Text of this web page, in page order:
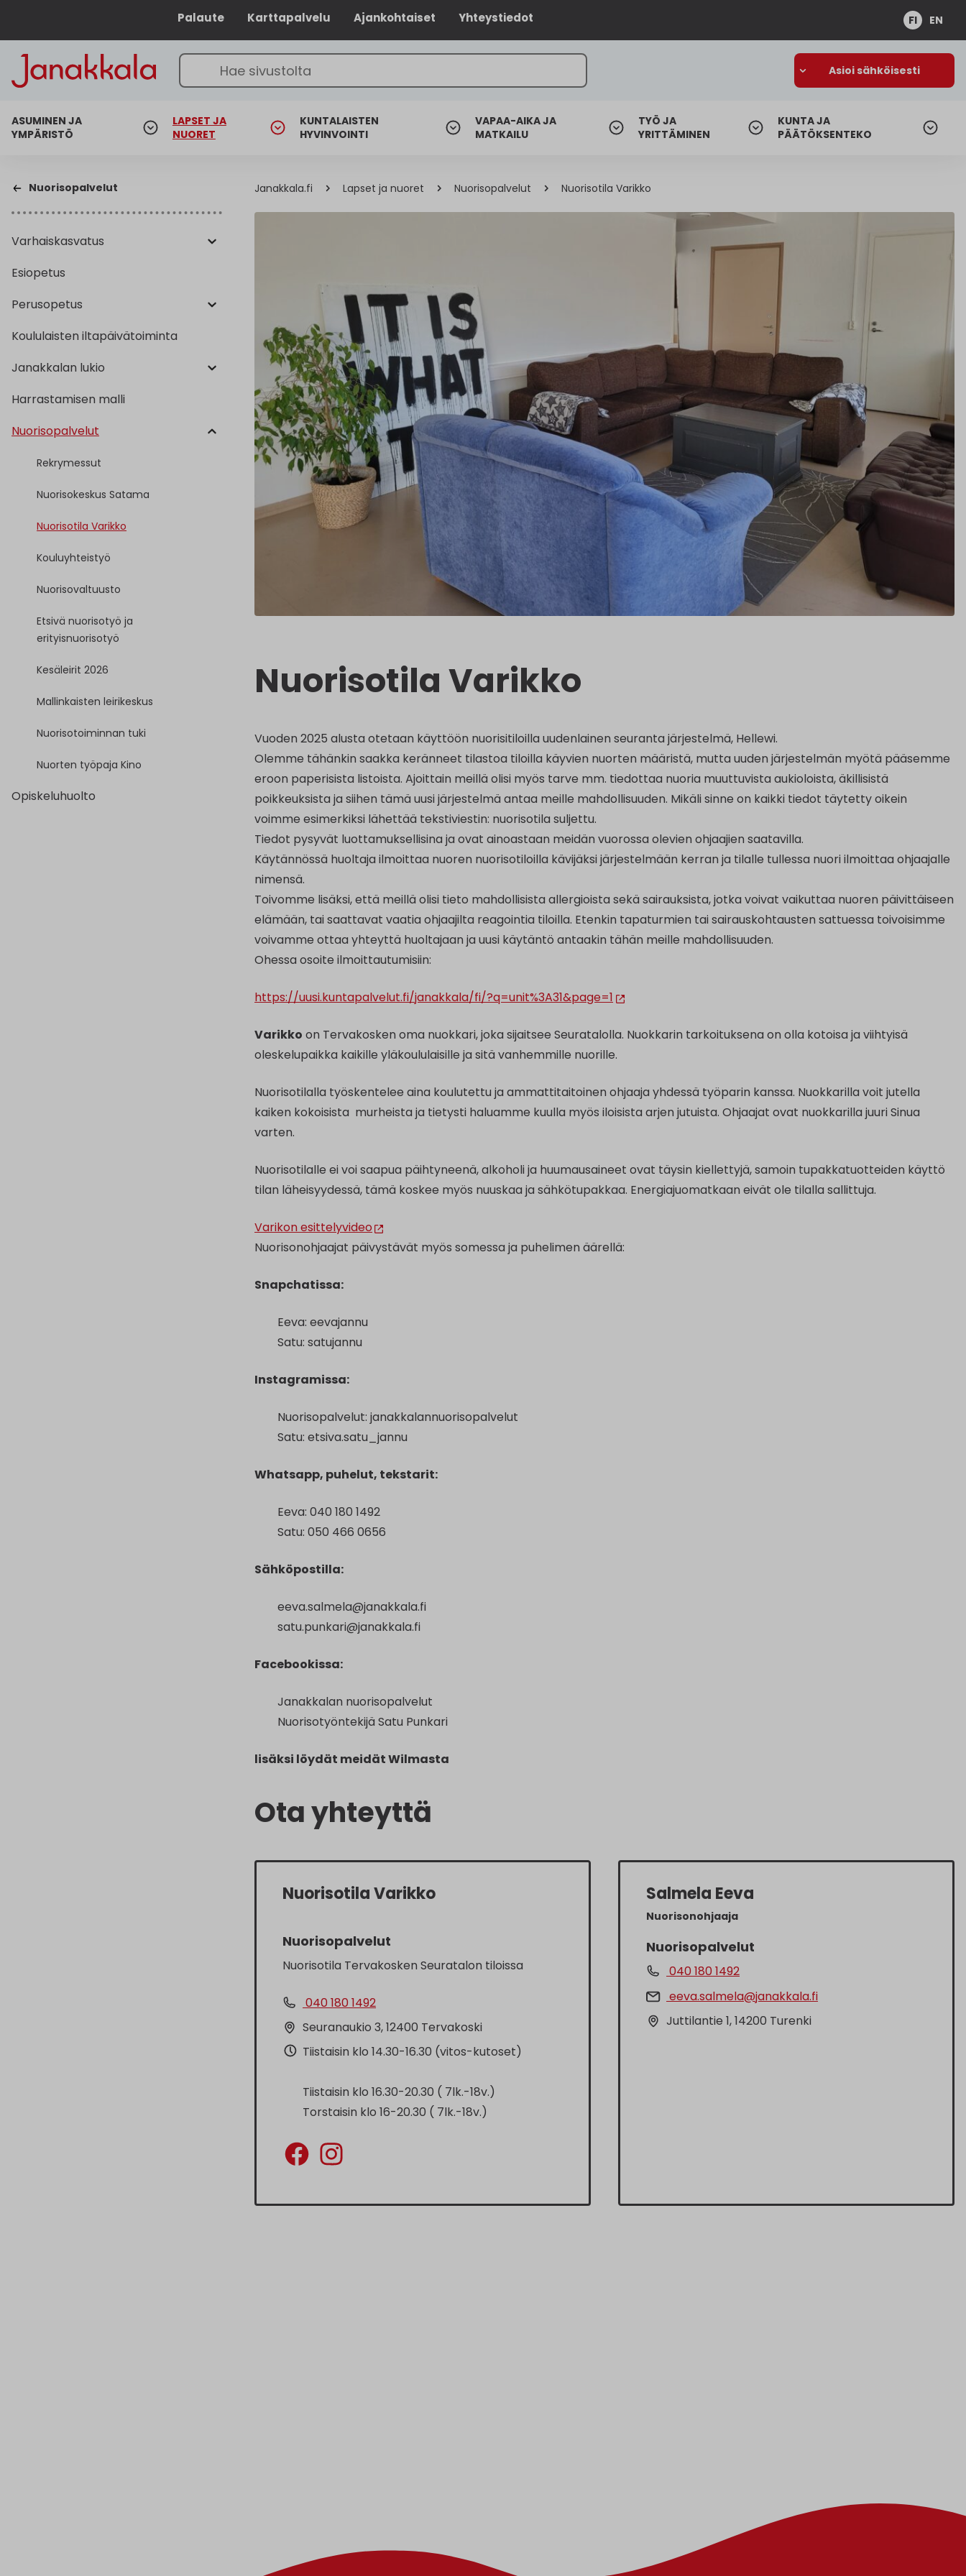
Palaute Karttapalvelu Ajankohtaiset Yhteystiedot FI EN
Asioi sähköisesti
ASUMINEN JA
YMPÄRISTÖ
LAPSET JA
NUORET
KUNTALAISTEN
HYVINVOINTI
VAPAA-AIKA JA
MATKAILU
TYÖ JA
YRITTÄMINEN
KUNTA JA
PÄÄTÖKSENTEKO
Nuorisopalvelut
Varhaiskasvatus
Esiopetus
Perusopetus
Koululaisten iltapäivätoiminta
Janakkalan lukio
Harrastamisen malli
Nuorisopalvelut
Rekrymessut
Nuorisokeskus Satama
Nuorisotila Varikko
Kouluyhteistyö
Nuorisovaltuusto
Etsivä nuorisotyö ja
erityisnuorisotyö
Kesäleirit 2026
Mallinkaisten leirikeskus
Nuorisotoiminnan tuki
Nuorten työpaja Kino
Opiskeluhuolto
Janakkala.fi Lapset ja nuoret Nuorisopalvelut Nuorisotila Varikko
Nuorisotila Varikko
Vuoden 2025 alusta otetaan käyttöön nuorisitiloilla uudenlainen seuranta järjestelmä, Hellewi.
Olemme tähänkin saakka keränneet tilastoa tiloilla käyvien nuorten määristä, mutta uuden järjestelmän myötä pääsemme
eroon paperisista listoista. Ajoittain meillä olisi myös tarve mm. tiedottaa nuoria muuttuvista aukioloista, äkillisistä
poikkeuksista ja siihen tämä uusi järjestelmä antaa meille mahdollisuuden. Mikäli sinne on kaikki tiedot täytetty oikein
voimme esimerkiksi lähettää tekstiviestin: nuorisotila suljettu.
Tiedot pysyvät luottamuksellisina ja ovat ainoastaan meidän vuorossa olevien ohjaajien saatavilla.
Käytännössä huoltaja ilmoittaa nuoren nuorisotiloilla kävijäksi järjestelmään kerran ja tilalle tullessa nuori ilmoittaa ohjaajalle
nimensä.
Toivomme lisäksi, että meillä olisi tieto mahdollisista allergioista sekä sairauksista, jotka voivat vaikuttaa nuoren päivittäiseen
elämään, tai saattavat vaatia ohjaajilta reagointia tiloilla. Etenkin tapaturmien tai sairauskohtausten sattuessa toivoisimme
voivamme ottaa yhteyttä huoltajaan ja uusi käytäntö antaakin tähän meille mahdollisuuden.
Ohessa osoite ilmoittautumisiin:
https://uusi.kuntapalvelut.fi/janakkala/fi/?q=unit%3A31&page=1
Varikko on Tervakosken oma nuokkari, joka sijaitsee Seuratalolla. Nuokkarin tarkoituksena on olla kotoisa ja viihtyisä
oleskelupaikka kaikille yläkoululaisille ja sitä vanhemmille nuorille.
Nuorisotilalla työskentelee aina koulutettu ja ammattitaitoinen ohjaaja yhdessä työparin kanssa. Nuokkarilla voit jutella
kaiken kokoisista murheista ja tietysti haluamme kuulla myös iloisista arjen jutuista. Ohjaajat ovat nuokkarilla juuri Sinua
varten.
Nuorisotilalle ei voi saapua päihtyneenä, alkoholi ja huumausaineet ovat täysin kiellettyjä, samoin tupakkatuotteiden käyttö
tilan läheisyydessä, tämä koskee myös nuuskaa ja sähkötupakkaa. Energiajuomatkaan eivät ole tilalla sallittuja.
Varikon esittelyvideo
Nuorisonohjaajat päivystävät myös somessa ja puhelimen äärellä:
Snapchatissa:
Eeva: eevajannu
Satu: satujannu
Instagramissa:
Nuorisopalvelut: janakkalannuorisopalvelut
Satu: etsiva.satu_jannu
Whatsapp, puhelut, tekstarit:
Eeva: 040 180 1492
Satu: 050 466 0656
Sähköpostilla:
eeva.salmela@janakkala.fi
satu.punkari@janakkala.fi
Facebookissa:
Janakkalan nuorisopalvelut
Nuorisotyöntekijä Satu Punkari​
lisäksi löydät meidät Wilmasta
Ota yhteyttä
Nuorisotila Varikko
Nuorisopalvelut
Nuorisotila Tervakosken Seuratalon tiloissa
040 180 1492
Seuranaukio 3, 12400 Tervakoski
Tiistaisin klo 14.30-16.30 (vitos-kutoset)
Tiistaisin klo 16.30-20.30 ( 7lk.-18v.)
Torstaisin klo 16-20.30 ( 7lk.-18v.)
Salmela Eeva
Nuorisonohjaaja
Nuorisopalvelut
040 180 1492
eeva.salmela@janakkala.fi
Juttilantie 1, 14200 Turenki